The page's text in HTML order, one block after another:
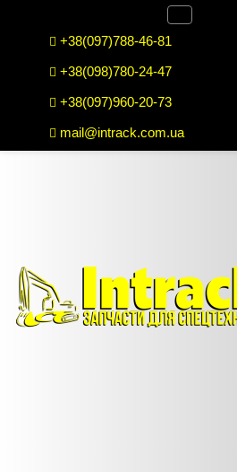
+38(097)788-46-81
+38(098)780-24-47
+38(097)960-20-73
mail@intrack.com.ua